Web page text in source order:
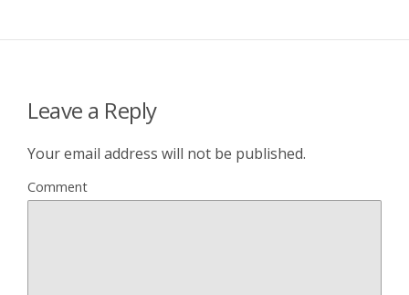
Leave a Reply
Your email address will not be published.
Comment